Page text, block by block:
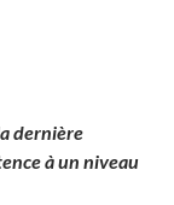
dernière
à un niveau